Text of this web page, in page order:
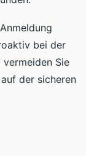
bei der
Sie
der sicheren